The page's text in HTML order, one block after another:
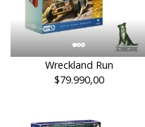
Wreckland Run
$79.990,00